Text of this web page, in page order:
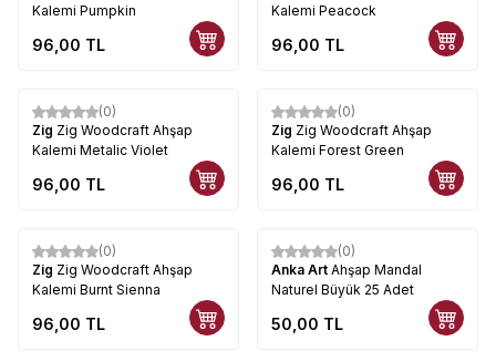
Kalemi Pumpkin
96,00 TL
Kalemi Peacock
96,00 TL
(0)
Zig Zig Woodcraft Ahşap
Kalemi Metalic Violet
96,00 TL
(0)
Zig Zig Woodcraft Ahşap
Kalemi Forest Green
96,00 TL
(0)
Zig Zig Woodcraft Ahşap
Kalemi Burnt Sienna
96,00 TL
(0)
Anka Art Ahşap Mandal
Naturel Büyük 25 Adet
50,00 TL